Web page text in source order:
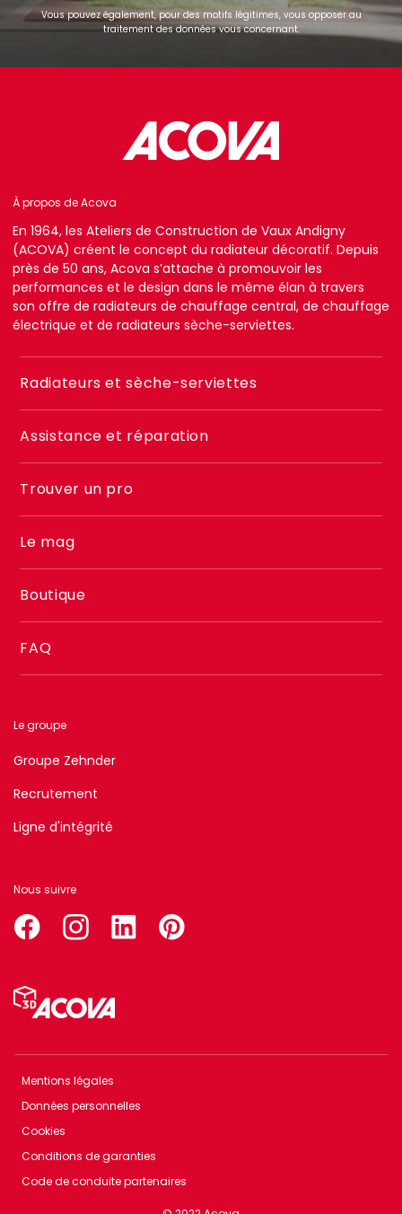
Vous pouvez également, pour des motifs légitimes, vous opposer au
traitement des données vous concernant.
À propos de Acova
En 1964, les Ateliers de Construction de Vaux Andigny
(ACOVA) créent le concept du radiateur décoratif. Depuis
près de 50 ans, Acova s’attache à promouvoir les
performances et le design dans le même élan à travers
son offre de radiateurs de chauffage central, de chauffage
électrique et de radiateurs sèche-serviettes.
Menu
footer
2
Radiateurs et sèche-serviettes
Assistance et réparation
Trouver un pro
Le mag
Boutique
FAQ
Le groupe
Groupe Zehnder
Recrutement
Ligne d'intégrité
Nous suivre
facebookinstagramlinkedin pinterest
Menu
de
page
Menu
Footer
bottom
Mentions légales
Données personnelles
Cookies
Conditions de garanties
Code de conduite partenaires